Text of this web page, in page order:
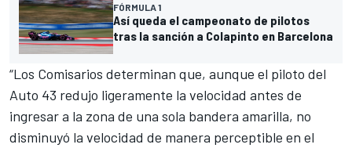
FÓRMULA 1
Así queda el campeonato de pilotos
tras la sanción a Colapinto en Barcelona
“Los Comisarios determinan que, aunque el piloto del
Auto 43 redujo ligeramente la velocidad antes de
ingresar a la zona de una sola bandera amarilla, no
disminuyó la velocidad de manera perceptible en el